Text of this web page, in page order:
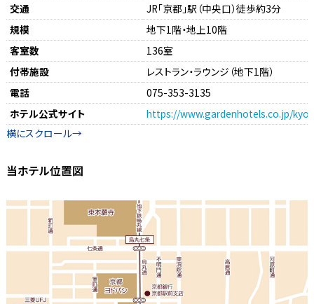
交通
JR「京都」駅（中央口）徒歩約3分
規模
地下1階・地上10階
客室数
136室
付帯施設
レストラン・ラウンジ（地下1階）
電話
075-353-3135
ホテル公式サイト
https://www.gardenhotels.co.jp/
当ホテル位置図